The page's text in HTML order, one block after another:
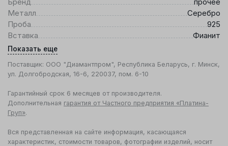
Металл
Серебро
Проба
925
Вставка
Фианит
Показать еще
Поставщик: ООО "Диамантпром", Республика Беларусь, г. Минск,
ул. Долгобродская, 16-6, 220037, пом. 6-10
Гарантийный срок 6 месяцев от производителя.
Дополнительная гарантия от Частного предприятия «Платина-
Груп».
Вся представленная на сайте информация, касающаяся
характеристик, стоимости товаров, фотографии изделий, носит